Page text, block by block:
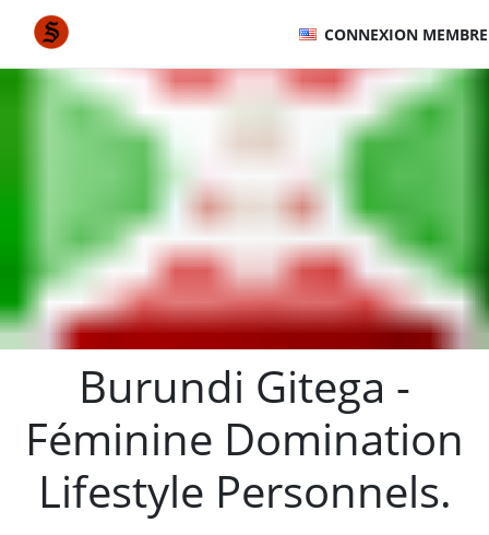
CONNEXION MEMBRE
Burundi Gitega -
Féminine Domination
Lifestyle Personnels.